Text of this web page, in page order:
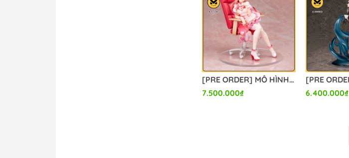
[PRE ORDER] MÔ HÌNH THE iDOLM@STER Cinderella Girls - Jougasaki Mika - 1/7 - Halloween Love★Nurse Ver. (Alter) FIGURE CHÍNH HÃNG
7.500.000₫
6.400.000₫